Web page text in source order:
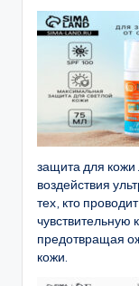
защита для кожи
воздействия
тех, кто
чувствительную
предотвращая
кожи.